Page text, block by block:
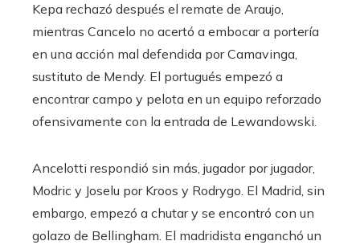
Kepa rechazó después el remate de Araujo,
mientras Cancelo no acertó a embocar a portería
en una acción mal defendida por Camavinga,
sustituto de Mendy. El portugués empezó a
encontrar campo y pelota en un equipo reforzado
ofensivamente con la entrada de Lewandowski.
Ancelotti respondió sin más, jugador por jugador,
Modric y Joselu por Kroos y Rodrygo. El Madrid, sin
embargo, empezó a chutar y se encontró con un
golazo de Bellingham. El madridista enganchó un